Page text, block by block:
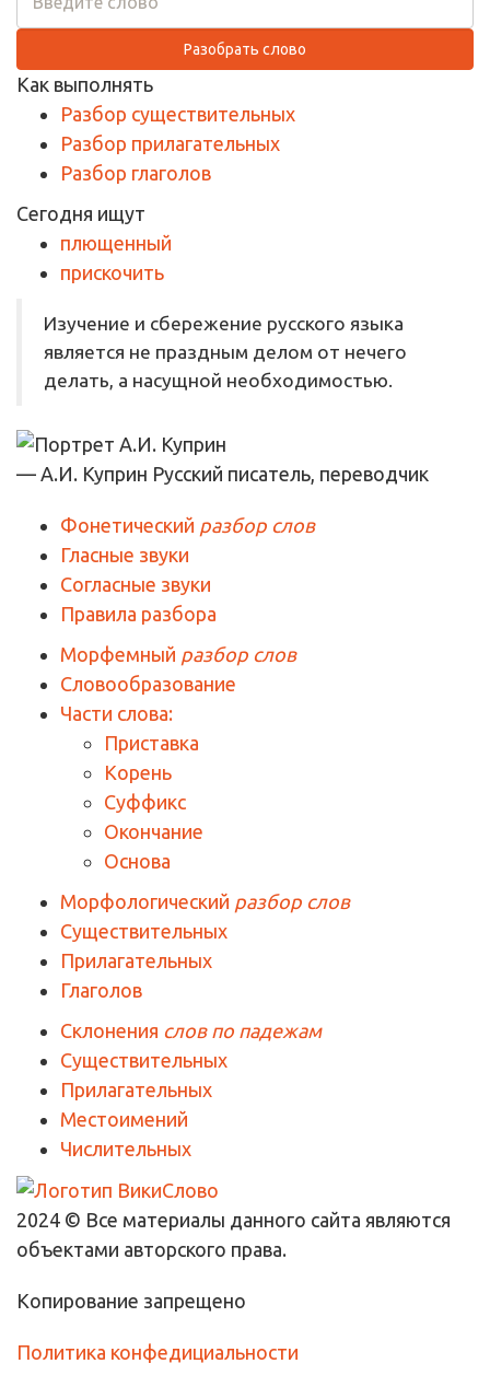
Разобрать слово
Как выполнять
Разбор существительных
Разбор прилагательных
Разбор глаголов
Сегодня ищут
плющенный
прискочить
Изучение и сбережение русского языка
является не праздным делом от нечего
делать, а насущной необходимостью.
— А.И. Куприн Русский писатель, переводчик
Фонетический разбор слов
Гласные звуки
Согласные звуки
Правила разбора
Морфемный разбор слов
Словообразование
Части слова:
Приставка
Корень
Суффикс
Окончание
Основа
Морфологический разбор слов
Существительных
Прилагательных
Глаголов
Склонения слов по падежам
Существительных
Прилагательных
Местоимений
Числительных
2024 © Все материалы данного сайта являются
объектами авторского права.
Копирование запрещено
Политика конфедициальности